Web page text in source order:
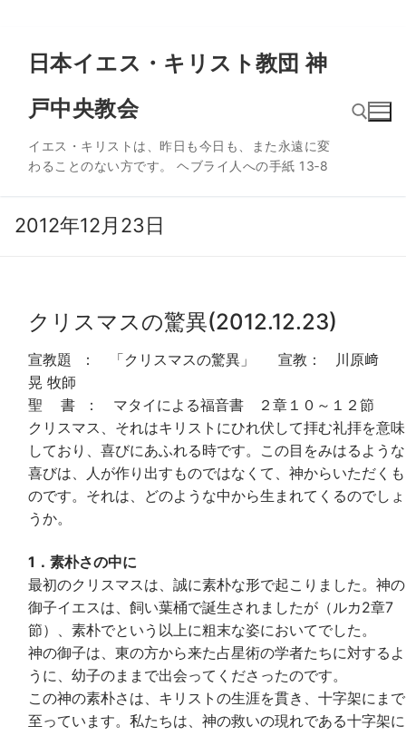
日本イエス・キリスト教団 神
戸中央教会
イエス・キリストは、昨日も今日も、また永遠に変
わることのない方です。 ヘブライ人への手紙 13‐8
2012年12月23日
クリスマスの驚異(2012.12.23)
宣教題 ： 「クリスマスの驚異」 宣教： 川原﨑
晃 牧師
聖 書 ： マタイによる福音書 ２章１０～１２節
クリスマス、それはキリストにひれ伏して拝む礼拝を意味
しており、喜びにあふれる時です。この目をみはるような
喜びは、人が作り出すものではなくて、神からいただくも
のです。それは、どのような中から生まれてくるのでしょ
うか。
1．素朴さの中に
最初のクリスマスは、誠に素朴な形で起こりました。神の
御子イエスは、飼い葉桶で誕生されましたが（ルカ2章7
節）、素朴でという以上に粗末な姿においてでした。
神の御子は、東の方から来た占星術の学者たちに対するよ
うに、幼子のままで出会ってくださったのです。
この神の素朴さは、キリストの生涯を貫き、十字架にまで
至っています。私たちは、神の救いの現れである十字架に